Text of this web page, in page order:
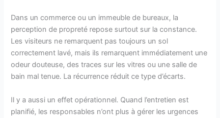
Dans un commerce ou un immeuble de bureaux, la
perception de propreté repose surtout sur la constance.
Les visiteurs ne remarquent pas toujours un sol
correctement lavé, mais ils remarquent immédiatement une
odeur douteuse, des traces sur les vitres ou une salle de
bain mal tenue. La récurrence réduit ce type d’écarts.
Il y a aussi un effet opérationnel. Quand l’entretien est
planifié, les responsables n’ont plus à gérer les urgences